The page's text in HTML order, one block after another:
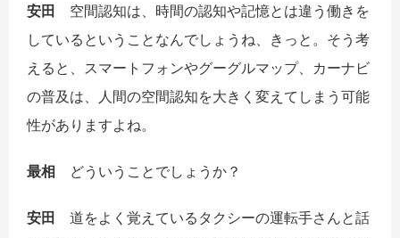
安田 空間認知は、時間の認知や記憶とは違う働きを
しているということなんでしょうね、きっと。そう考
えると、スマートフォンやグーグルマップ、カーナビ
の普及は、人間の空間認知を大きく変えてしまう可能
性がありますよね。
最相 どういうことでしょうか？
安田 道をよく覚えているタクシーの運転手さんと話